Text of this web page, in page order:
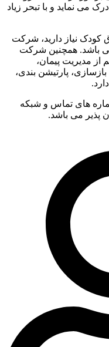
می نماید و با تبحر زیاد
کودک نیاز دارید، شرکت
باشد. همچنین شرکت
از مدیریت پیمان،
پارتیشن بندی،
های تماس و شبکه
پذیر می باشد.